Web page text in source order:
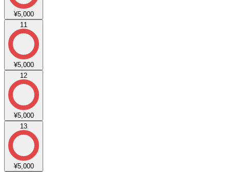
¥5,000
11
¥5,000
12
¥5,000
13
¥5,000